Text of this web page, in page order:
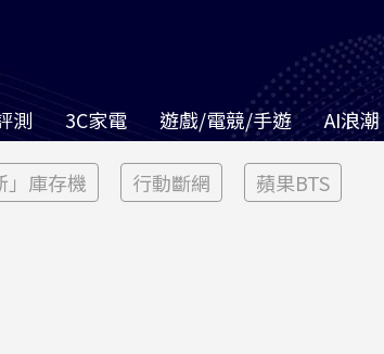
測 3C家電 遊戲/電競/手遊 AI浪潮
」庫存機 行動斷網 蘋果BTS